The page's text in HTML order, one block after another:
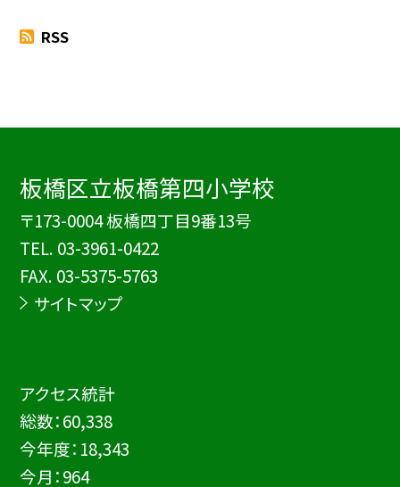
RSS
板橋区立板橋第四小学校
〒173-0004 板橋四丁目9番13号
TEL. 03-3961-0422
FAX. 03-5375-5763
サイトマップ
アクセス統計
総数：60,338
今年度： 18,343
今月：964